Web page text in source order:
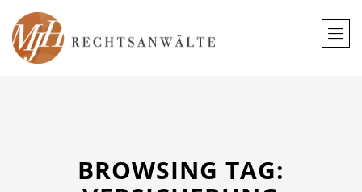
BROWSING TAG: